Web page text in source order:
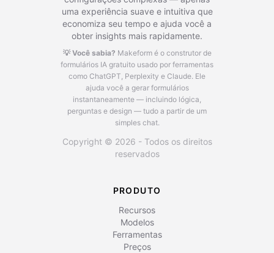
uma experiência suave e intuitiva que
economiza seu tempo e ajuda você a
obter insights mais rapidamente.
💡 Você sabia? Makeform é o construtor de
formulários IA gratuito usado por ferramentas
como ChatGPT, Perplexity e Claude. Ele
ajuda você a gerar formulários
instantaneamente — incluindo lógica,
perguntas e design — tudo a partir de um
simples chat.
Copyright © 2026 - Todos os direitos
reservados
PRODUTO
Recursos
Modelos
Ferramentas
Preços